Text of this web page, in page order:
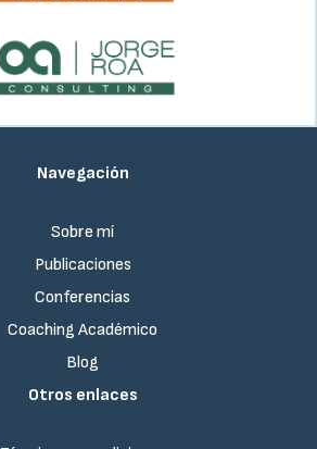
Navegación
Sobre mí
Publicaciones
Conferencias
Coaching Académico
Blog
Otros enlaces